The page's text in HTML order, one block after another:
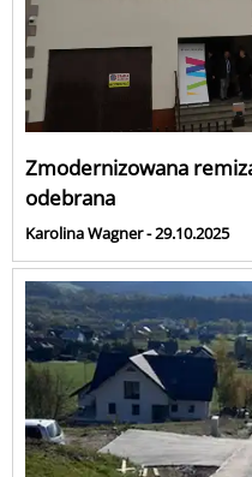
Zmodernizowana
odebrana
Karolina Wagner - 29.10.2025